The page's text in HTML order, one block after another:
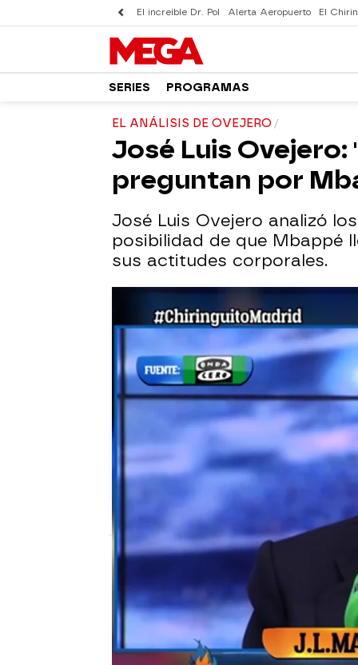
El increíble Dr. Pol Alerta Aeropuerto El
SERIES PROGRAMAS
EL ANÁLISIS DE OVEJERO
José Luis
preguntan por
José Luis Ovejero analizó
posibilidad de que Mbappé
sus actitudes corporales.
El Chiringuito
Publicado: 29 de mayo de 2019, 02:05
El Chiringuito de Jugones